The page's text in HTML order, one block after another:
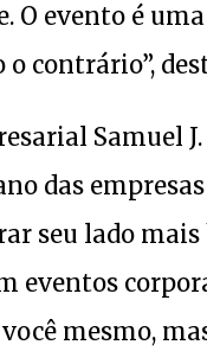
O evento é
contrário”,
Samuel
das
seu lado mais
eventos
mesmo,